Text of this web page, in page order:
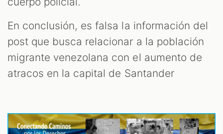
En conclusión, es falsa la información del
post que busca relacionar a la población
migrante venezolana con el aumento de
atracos en la capital de Santander